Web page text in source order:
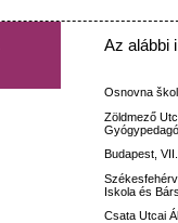
Az alábbi
Osnovna
Zöldmező
Budapest,
Iskola és
Csata Utcai